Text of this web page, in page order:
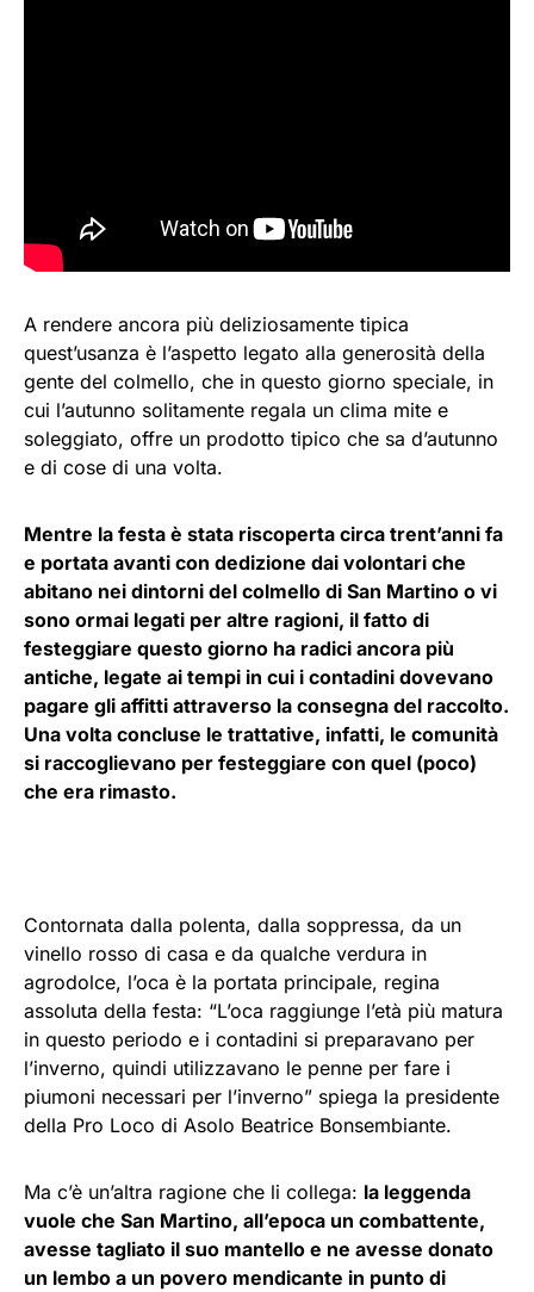
A rendere ancora più deliziosamente tipica
quest’usanza è l’aspetto legato alla generosità della
gente del colmello, che in questo giorno speciale, in
cui l’autunno solitamente regala un clima mite e
soleggiato, offre un prodotto tipico che sa d’autunno
e di cose di una volta.
Mentre la festa è stata riscoperta circa trent’anni fa
e portata avanti con dedizione dai volontari che
abitano nei dintorni del colmello di San Martino o vi
sono ormai legati per altre ragioni, il fatto di
festeggiare questo giorno ha radici ancora più
antiche, legate ai tempi in cui i contadini dovevano
pagare gli affitti attraverso la consegna del raccolto.
Una volta concluse le trattative, infatti, le comunità
si raccoglievano per festeggiare con quel (poco)
che era rimasto.
Contornata dalla polenta, dalla soppressa, da un
vinello rosso di casa e da qualche verdura in
agrodolce, l’oca è la portata principale, regina
assoluta della festa: “L’oca raggiunge l’età più matura
in questo periodo e i contadini si preparavano per
l’inverno, quindi utilizzavano le penne per fare i
piumoni necessari per l’inverno” spiega la presidente
della Pro Loco di Asolo Beatrice Bonsembiante.
Ma c’è un’altra ragione che li collega: la leggenda
vuole che San Martino, all’epoca un combattente,
avesse tagliato il suo mantello e ne avesse donato
un lembo a un povero mendicante in punto di